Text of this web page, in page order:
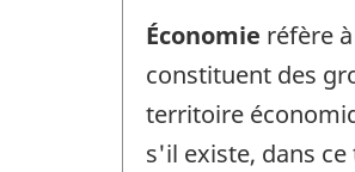
Économie réfère
constituent des
territoire
s'il existe, dans